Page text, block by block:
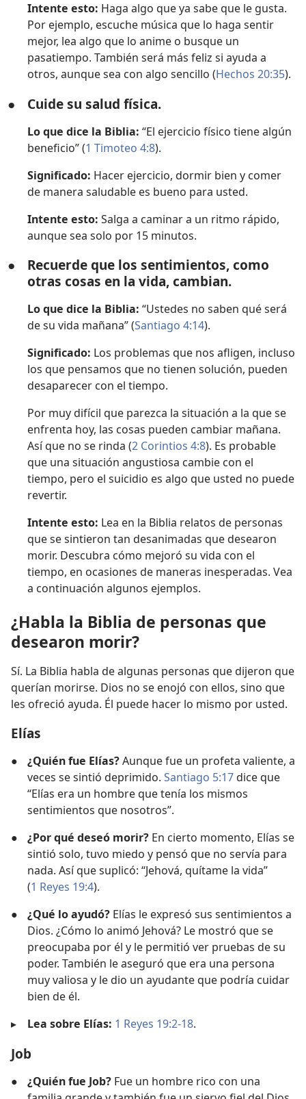
Intente esto: Haga algo que ya sabe que le gusta.
Por ejemplo, escuche música que lo haga sentir
mejor, lea algo que lo anime o busque un
pasatiempo. También será más feliz si ayuda a
otros, aunque sea con algo sencillo (Hechos 20:35).
● Cuide su salud física.
Lo que dice la Biblia: “El ejercicio físico tiene algún
beneficio” (1 Timoteo 4:8).
Significado: Hacer ejercicio, dormir bien y comer
de manera saludable es bueno para usted.
Intente esto: Salga a caminar a un ritmo rápido,
aunque sea solo por 15 minutos.
●
Recuerde que los sentimientos, como
otras cosas en la vida, cambian.
Lo que dice la Biblia: “Ustedes no saben qué será
de su vida mañana” (Santiago 4:14).
Significado: Los problemas que nos afligen, incluso
los que pensamos que no tienen solución, pueden
desaparecer con el tiempo.
Por muy difícil que parezca la situación a la que se
enfrenta hoy, las cosas pueden cambiar mañana.
Así que no se rinda (2 Corintios 4:8). Es probable
que una situación angustiosa cambie con el
tiempo, pero el suicidio es algo que usted no puede
revertir.
Intente esto: Lea en la Biblia relatos de personas
que se sintieron tan desanimadas que desearon
morir. Descubra cómo mejoró su vida con el
tiempo, en ocasiones de maneras inesperadas. Vea
a continuación algunos ejemplos.
¿Habla la Biblia de personas que
desearon morir?
Sí. La Biblia habla de algunas personas que dijeron que
querían morirse. Dios no se enojó con ellos, sino que
les ofreció ayuda. Él puede hacer lo mismo por usted.
Elías
● ¿Quién fue Elías?Aunque fue un profeta valiente, a
veces se sintió deprimido. Santiago 5:17dice que
“Elías era un hombre que tenía los mismos
sentimientos que nosotros”.
●
¿Por qué deseó morir? En cierto momento, Elías se
sintió solo, tuvo miedo y pensó que no servía para
nada. Así que suplicó: “Jehová, quítame la vida”
(1 Reyes 19:4).
●
¿Qué lo ayudó? Elías le expresó sus sentimientos a
Dios. ¿Cómo lo animó Jehová? Le mostró que se
preocupaba por él y le permitió ver pruebas de su
poder. También le aseguró que era una persona
muy valiosa y le dio un ayudante que podría cuidar
bien de él.
▸
Lea sobre Elías: 1 Reyes 19:2-18.
Job
● ¿Quién fue Job? Fue un hombre rico con una